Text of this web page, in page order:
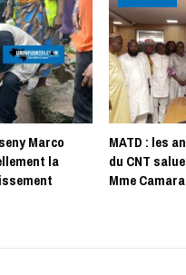
Marco
la
MATD : les
du CNT
Mme